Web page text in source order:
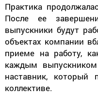
Практика
После ее
выпускники будут
объектах компании
приеме на работу,
каждым
наставник, который
коллективе.